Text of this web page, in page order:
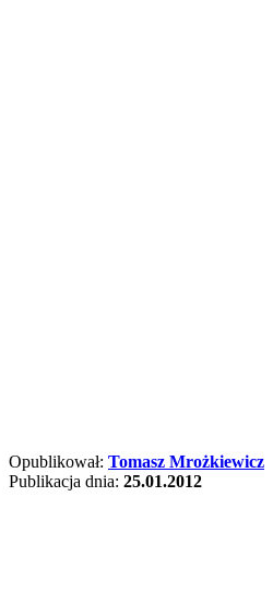
Opublikował: Tomasz Mrożkiewicz
Publikacja dnia: 25.01.2012